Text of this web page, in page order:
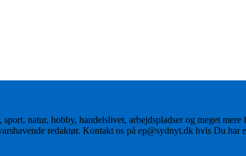
natur, hobby, handelslivet, arbejdspladser og meget
redaktør. Kontakt os på ep@sydnyt.dk hvis Du har